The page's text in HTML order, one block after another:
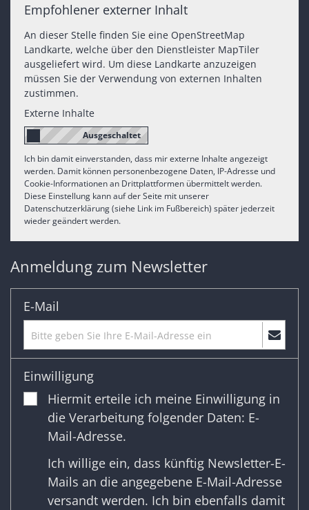
Empfohlener externer Inhalt
An dieser Stelle finden Sie eine OpenStreetMap
Landkarte, welche über den Dienstleister MapTiler
ausgeliefert wird. Um diese Landkarte anzuzeigen
müssen Sie der Verwendung von externen Inhalten
zustimmen.
Externe Inhalte
Ich bin damit einverstanden, dass mir externe Inhalte angezeigt
werden. Damit können personenbezogene Daten, IP-Adresse und
Cookie-Informationen an Drittplattformen übermittelt werden.
Diese Einstellung kann auf der Seite mit unserer
Datenschutzerklärung (siehe Link im Fußbereich) später jederzeit
wieder geändert werden.
Anmeldung zum Newsletter
E-Mail
Einwilligung
Hiermit erteile ich meine Einwilligung in
die Verarbeitung folgender Daten: E-
Mail-Adresse.
Ich willige ein, dass künftig Newsletter-E-
Mails an die angegebene E-Mail-Adresse
versandt werden. Ich bin ebenfalls damit